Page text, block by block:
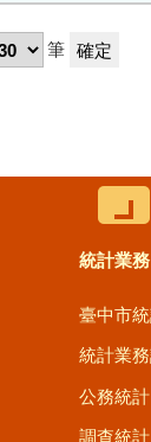
筆
統計業務
臺中市
統計業
公務統計
調查統計